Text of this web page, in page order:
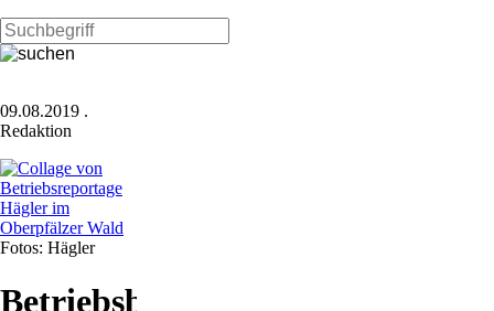
09.08.2019 .
Redaktion
Fotos: Hägler
Betriebsbesuch: